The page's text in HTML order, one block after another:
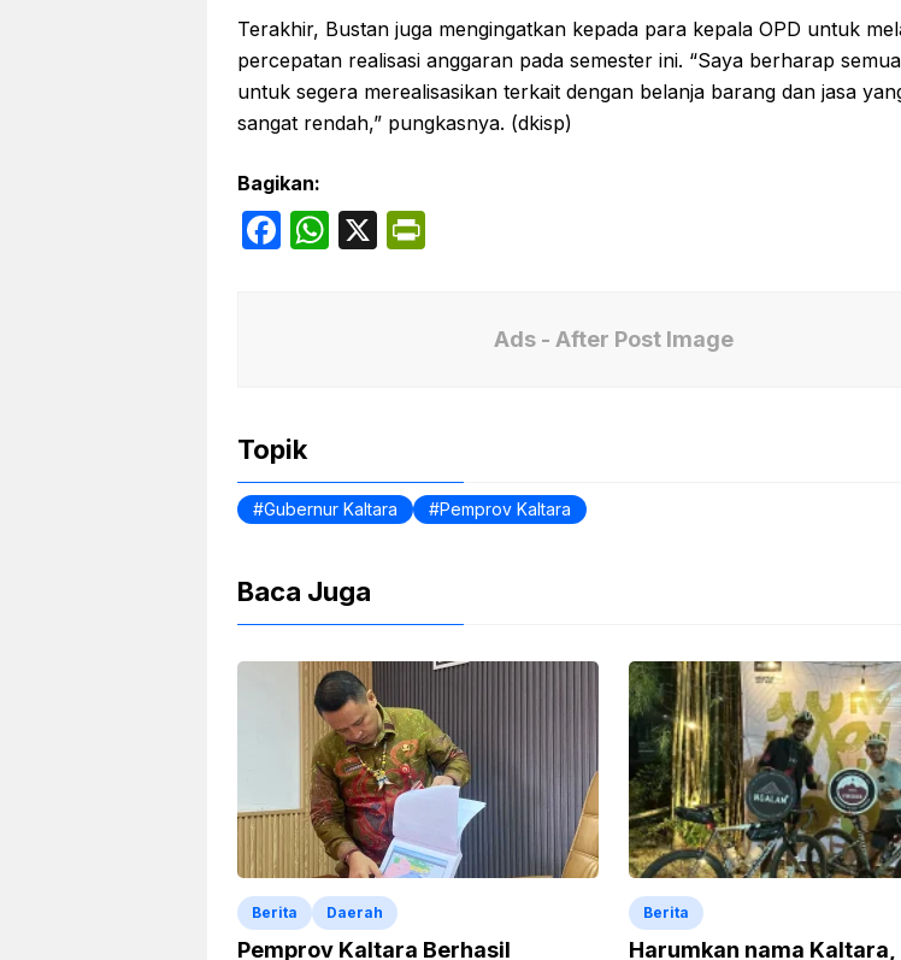
Terakhir, Bustan juga mengingatkan kepada para kepala OPD untuk
percepatan realisasi anggaran pada semester ini. “Saya berharap
untuk segera merealisasikan terkait dengan belanja barang dan jasa
sangat rendah,” pungkasnya. (dkisp)
Bagikan:
F
o
k
W X
y
Ads - After Post Image
Topik
Gubernur Kaltara Pemprov Kaltara
Baca Juga
Berita Daerah
Pemprov Kaltara Berhasil
Berita
Harumkan nama Kaltara,